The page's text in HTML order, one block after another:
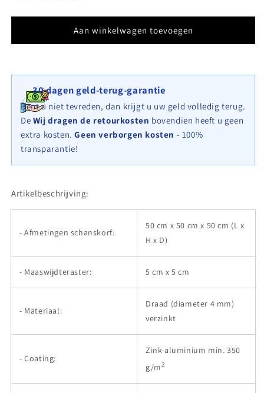
schanskorf
4
50
cm
x
50
cm
(L
x
x
5
cm,
spiraal
schanskorf
type
4
50
cm
x
cm
x
x
cm,
spiraal
Aan winkelwagen toevoegen
30 dagen geld-terug-garantie
Bent u niet tevreden, dan krijgt u uw geld volledig terug.
De Wij dragen de retourkosten bovendien heeft u geen
extra kosten.Geen verborgen kosten - 100%
transparantie!
Artikelbeschrijving:
- Afmetingen schanskorf:
50 cm x 50 cm x 50 cm (L x
H x D)
- Maaswijdteraster: 5 cm x 5 cm
- Materiaal:
Draad (diameter 4 mm)
verzinkt
- Coating:
Zink-aluminium min. 350
g/m2